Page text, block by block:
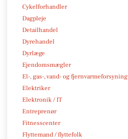
Cykelforhandler
Dagpleje
Detailhandel
Dyrehandel
Dyrlæge
Ejendomsmægler
El-, gas-, vand- og fjernvarmeforsyning
Elektriker
Elektronik / IT
Entreprenør
Fitnesscenter
Flyttemand / flyttefolk